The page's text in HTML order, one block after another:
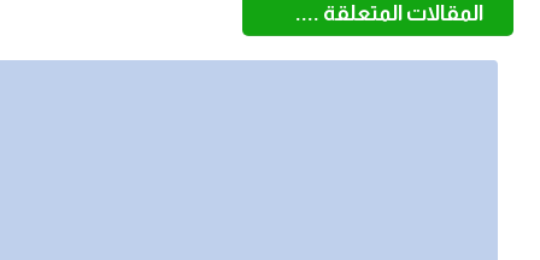
المقالات المتعلقة ....